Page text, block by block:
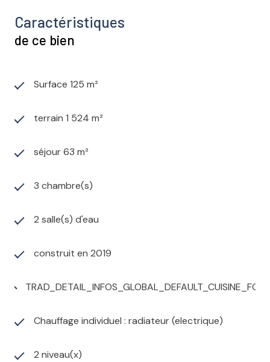
Caractéristiques
de ce bien
Surface 125 m²
terrain 1 524 m²
séjour 63 m²
3 chambre(s)
2 salle(s) d'eau
construit en 2019
Chauffage individuel : radiateur (electrique)
2 niveau(x)